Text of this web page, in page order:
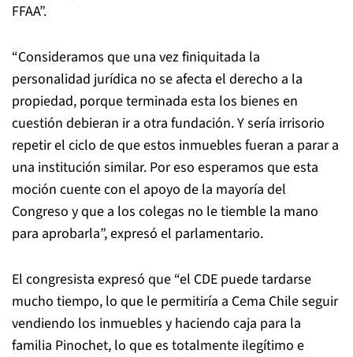
FFAA”.
“Consideramos que una vez finiquitada la
personalidad jurídica no se afecta el derecho a la
propiedad, porque terminada esta los bienes en
cuestión debieran ir a otra fundación. Y sería irrisorio
repetir el ciclo de que estos inmuebles fueran a parar a
una institución similar. Por eso esperamos que esta
moción cuente con el apoyo de la mayoría del
Congreso y que a los colegas no le tiemble la mano
para aprobarla”, expresó el parlamentario.
El congresista expresó que “el CDE puede tardarse
mucho tiempo, lo que le permitiría a Cema Chile seguir
vendiendo los inmuebles y haciendo caja para la
familia Pinochet, lo que es totalmente ilegítimo e